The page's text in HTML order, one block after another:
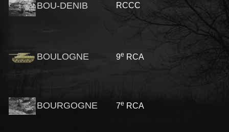
BOU-DENIB RCCC
BOULOGNE 9e RCA
BOURGOGNE 7e RCA